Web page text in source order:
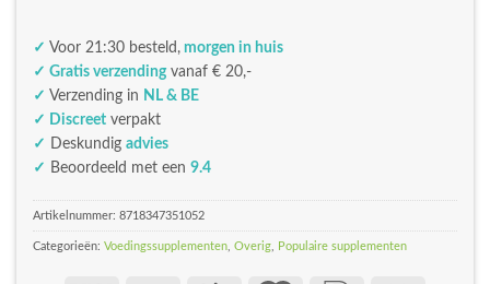
✓ Voor 21:30 besteld, morgen in huis
✓ Gratis verzendingvanaf € 20,-
✓ Verzending in NL & BE
✓ Discreet verpakt
✓
Deskundig advies
✓ Beoordeeld met een 9.4
Artikelnummer: 8718347351052
Categorieën: Voedingssupplementen Overig Populaire supplementen